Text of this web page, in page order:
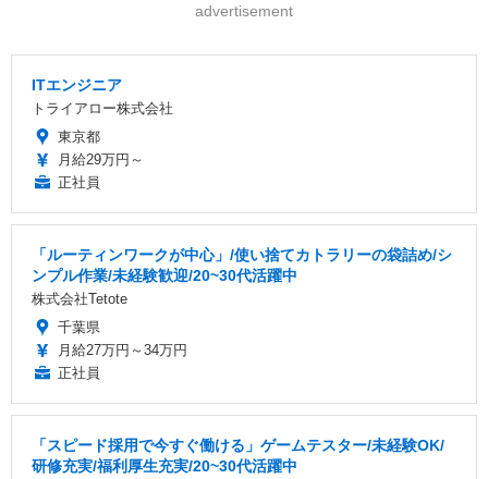
advertisement
ITエンジニア
トライアロー株式会社
東京都
月給29万円～
正社員
「ルーティンワークが中心」/使い捨てカトラリーの袋詰め/シ
ンプル作業/未経験歓迎/20~30代活躍中
株式会社Tetote
千葉県
月給27万円～34万円
正社員
「スピード採用で今すぐ働ける」ゲームテスター/未経験OK/
研修充実/福利厚生充実/20~30代活躍中